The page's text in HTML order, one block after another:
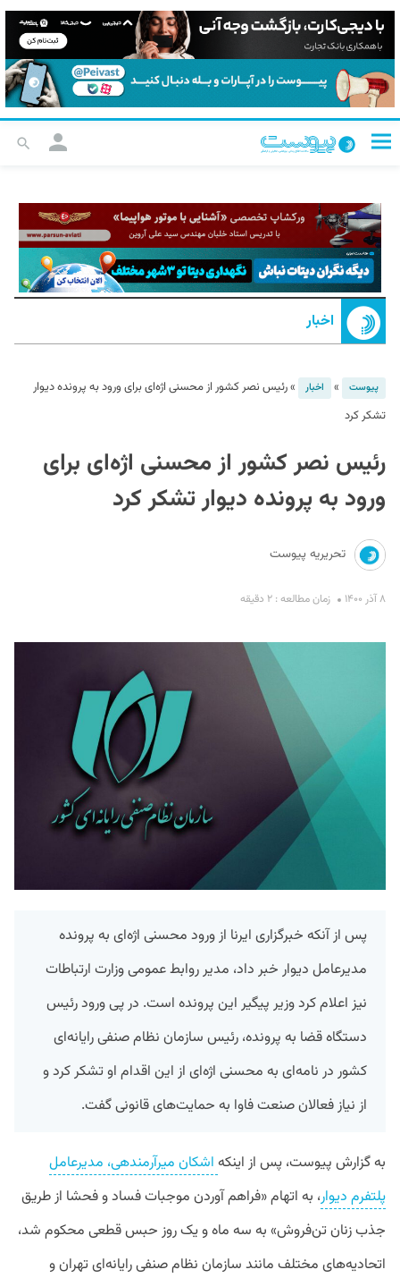
اخبار
پیوست » اخبار »رئیس نصر کشور از محسنی اژه‌ای برای ورود به پرونده دیوار
تشکر کرد
رئیس نصر کشور از محسنی اژه‌ای برای
ورود به پرونده دیوار تشکر کرد
تحریریه پیوست
۸ آذر ۱۴۰۰ زمان مطالعه : ۲ دقیقه
پس از آنکه خبرگزاری ایرنا از ورود محسنی‌ اژه‌ای به پرونده
مدیرعامل دیوار خبر داد، مدیر روابط عمومی وزارت ارتباطات
نیز اعلام کرد وزیر پیگیر این پرونده است. در پی ورود رئیس
دستگاه قضا به پرونده، رئیس سازمان نظام صنفی رایانه‌ای
کشور در نامه‌ای به محسنی اژه‌ای از این اقدام او تشکر کرد و
از نیاز فعالان صنعت فاوا به حمایت‌های قانونی گفت.
به گزارش پیوست، پس از اینکه اشکان میرآرمندهی، مدیرعامل
پلتفرم دیوار، به اتهام «فراهم آوردن موجبات فساد و فحشا از طریق
جذب زنان تن‌فروش» به سه ماه و یک روز حبس قطعی محکوم شد،
اتحادیه‌های مختلف مانند سازمان نظام صنفی رایانه‌ای تهران و